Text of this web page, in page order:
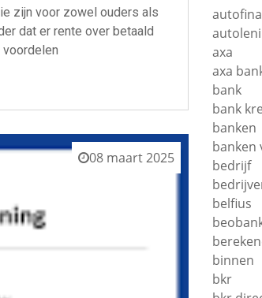
zijn voor zowel ouders als
dat er rente over betaald
08 maart 2025
axa
axa
bank
bank
banken
banken
bedrijf
belfius
binnen
bkr